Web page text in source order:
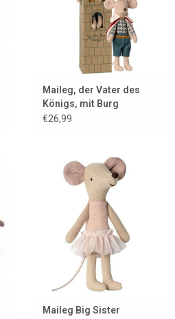
Maileg, der Vater des
Königs, mit Burg
€26,99
Maileg Big Sister